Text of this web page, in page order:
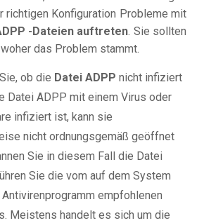
richtigen Konfiguration Probleme mit
-Dateien auftreten. Sie sollten
das Problem stammt.
ob die Datei ADPP nicht infiziert
Datei ADPP mit einem Virus oder
infiziert ist, kann sie
nicht ordnungsgemäß geöffnet
Sie in diesem Fall die Datei
Sie die vom auf dem System
empfohlenen
Meistens handelt es sich um die